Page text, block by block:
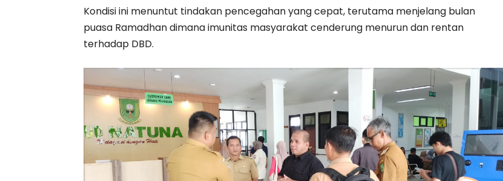
Kondisi ini menuntut tindakan pencegahan yang cepat, terutama menjelang bulan
puasa Ramadhan dimana imunitas masyarakat cenderung menurun dan rentan
terhadap DBD.